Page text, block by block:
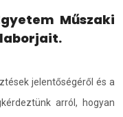
Műszaki
jelentőségéről és a
arról, hogyan